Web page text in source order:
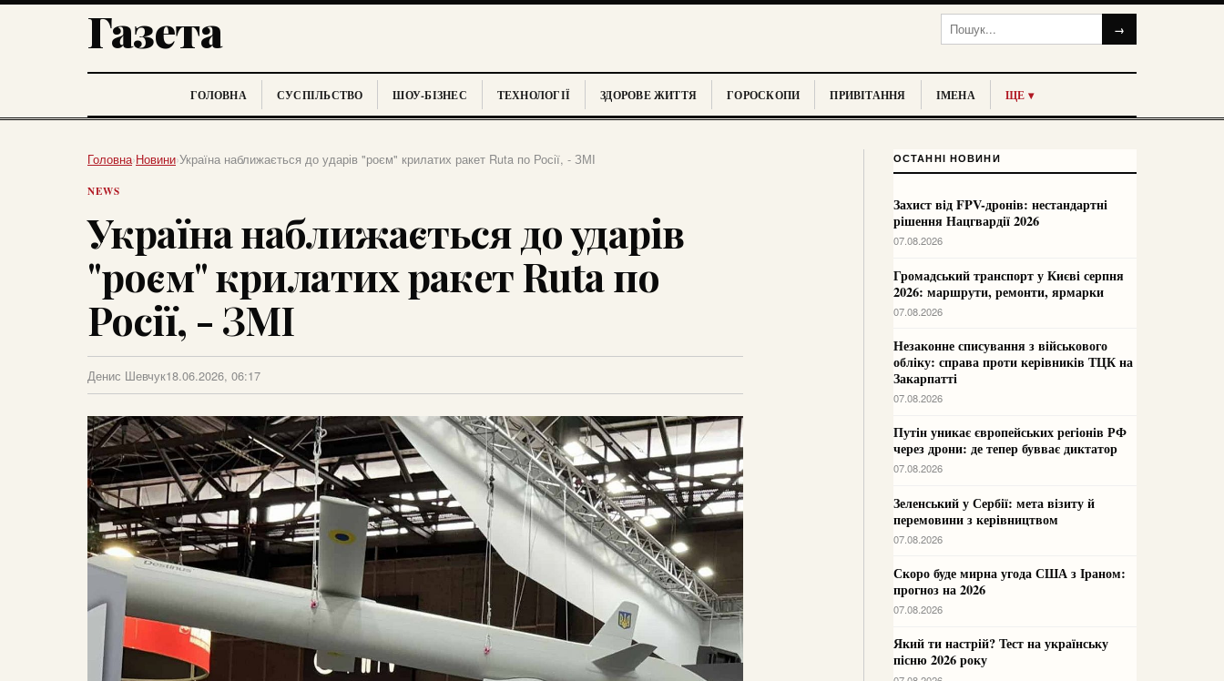
Газета →
ГОЛОВНА СУСПІЛЬСТВО ШОУ-БІЗНЕС ТЕХНОЛОГІЇ ЗДОРОВЕ ЖИТТЯ ГОРОСКОПИ ПРИВІТАННЯ ІМЕНА ЩЕ ▾
Головна›Новини›Україна наближається до ударів "роєм" крилатих ракет Ruta по Росії, - ЗМІ
NEWS
Україна наближається до ударів
"роєм" крилатих ракет Ruta по
Росії, - ЗМІ
Денис Шевчук18.06.2026, 06:17
ОСТАННІ НОВИНИ
Захист від FPV-дронів: нестандартні
рішення Нацгвардії 2026
07.08.2026
Громадський транспорт у Києві серпня
2026: маршрути, ремонти, ярмарки
07.08.2026
Незаконне списування з військового
обліку: справа проти керівників ТЦК на
Закарпатті
07.08.2026
Путін уникає європейських регіонів РФ
через дрони: де тепер бувває диктатор
07.08.2026
Зеленський у Сербії: мета візиту й
перемовини з керівництвом
07.08.2026
Скоро буде мирна угода США з Іраном:
прогноз на 2026
07.08.2026
Який ти настрій? Тест на українську
пісню 2026 року